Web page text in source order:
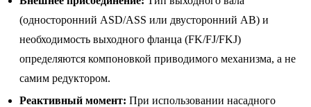
(односторонний ASD/ASS или двусторонний AB) и
необходимость выходного фланца (FK/FJ/FKJ)
определяются компоновкой приводимого механизма, а не
самим редуктором.
Реактивный момент: При использовании насадного